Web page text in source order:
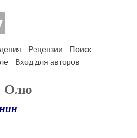
Рецензии
Поиск
Вход для авторов
Олю